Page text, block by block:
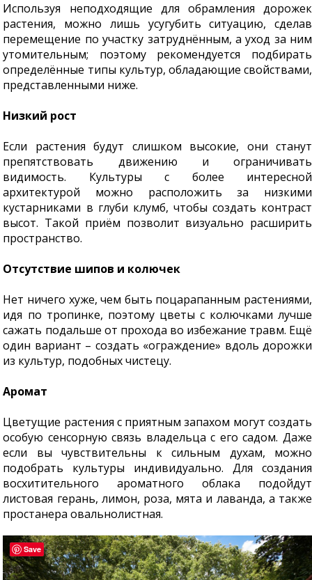
Используя неподходящие для обрамления дорожек
растения, можно лишь усугубить ситуацию, сделав
перемещение по участку затруднённым, а уход за ним
утомительным; поэтому рекомендуется подбирать
определённые типы культур, обладающие свойствами,
представленными ниже.
Низкий рост
Если растения будут слишком высокие, они станут
препятствовать движению и ограничивать
видимость. Культуры с более интересной
архитектурой можно расположить за низкими
кустарниками в глуби клумб, чтобы создать контраст
высот. Такой приём позволит визуально расширить
пространство.
Отсутствие шипов и колючек
Нет ничего хуже, чем быть поцарапанным растениями,
идя по тропинке, поэтому цветы с колючками лучше
сажать подальше от прохода во избежание травм. Ещё
один вариант – создать «ограждение» вдоль дорожки
из культур, подобных чистецу.
Аромат
Цветущие растения с приятным запахом могут создать
особую сенсорную связь владельца с его садом. Даже
если вы чувствительны к сильным духам, можно
подобрать культуры индивидуально. Для создания
восхитительного ароматного облака подойдут
листовая герань, лимон, роза, мята и лаванда, а также
простанера овальнолистная.
Save